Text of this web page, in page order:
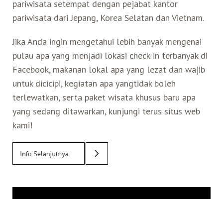
pariwisata setempat dengan pejabat kantor
pariwisata dari Jepang, Korea Selatan dan Vietnam.
Jika Anda ingin mengetahui lebih banyak mengenai
pulau apa yang menjadi lokasi check-in terbanyak di
Facebook, makanan lokal apa yang lezat dan wajib
untuk dicicipi, kegiatan apa yangtidak boleh
terlewatkan, serta paket wisata khusus baru apa
yang sedang ditawarkan, kunjungi terus situs web
kami!